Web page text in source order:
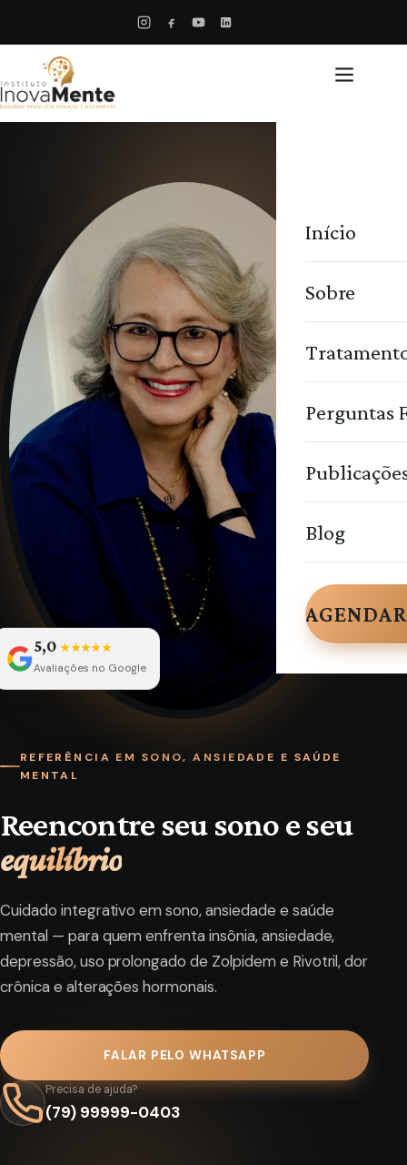
Início
Sobre
Perguntas
Blog
REFERÊNCIA EM SONO, ANSIEDADE E SAÚDE
MENTAL
Reencontre seu sono e seu
equilíbrio
Cuidado integrativo em sono, ansiedade e saúde
mental — para quem enfrenta insônia, ansiedade,
depressão, uso prolongado de Zolpidem e Rivotril, dor
crônica e alterações hormonais.
FALAR PELO WHATSAPP
Precisa de ajuda?
(79) 99999-0403
5,0★★★★★
Avaliações no Google